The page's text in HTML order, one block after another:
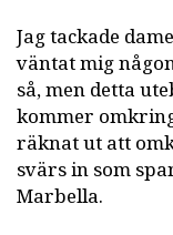
Jag tackade
väntat mig
så, men detta
kommer
räknat ut att
svärs in som
Marbella.